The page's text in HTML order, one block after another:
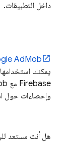
داخل التطبيقات.
AdMob
يمكنك
Firebase مع
وإحصاءات حول
هل أنت مستعد